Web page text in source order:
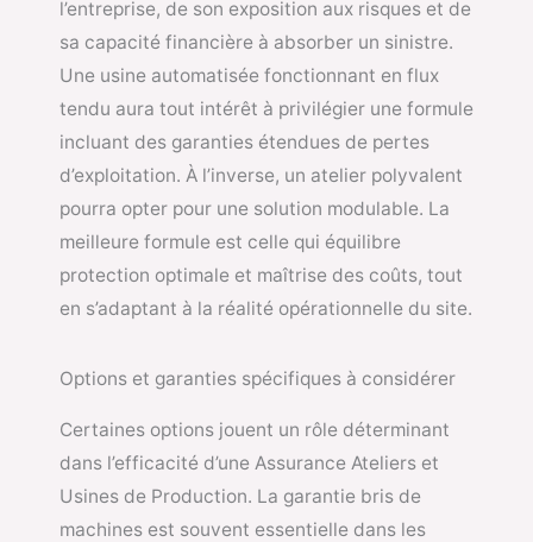
l’entreprise, de son exposition aux risques et de
sa capacité financière à absorber un sinistre.
Une usine automatisée fonctionnant en flux
tendu aura tout intérêt à privilégier une formule
incluant des garanties étendues de pertes
d’exploitation. À l’inverse, un atelier polyvalent
pourra opter pour une solution modulable. La
meilleure formule est celle qui équilibre
protection optimale et maîtrise des coûts, tout
en s’adaptant à la réalité opérationnelle du site.
Options et garanties spécifiques à considérer
Certaines options jouent un rôle déterminant
dans l’efficacité d’une Assurance Ateliers et
Usines de Production. La garantie bris de
machines est souvent essentielle dans les